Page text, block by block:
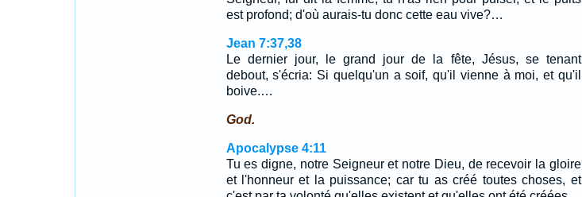
est profond; d'où aurais-tu donc cette eau vive?…
Jean 7:37,38
Le dernier jour, le grand jour de la fête, Jésus, se tenant
debout, s'écria: Si quelqu'un a soif, qu'il vienne à moi, et qu'il
boive.…
God.
Apocalypse 4:11
Tu es digne, notre Seigneur et notre Dieu, de recevoir la gloire
et l'honneur et la puissance; car tu as créé toutes choses, et